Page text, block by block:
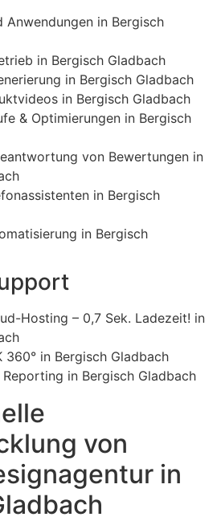
Anwendungen in Bergisch
in Bergisch Gladbach
in Bergisch Gladbach
in Bergisch Gladbach
& Optimierungen in Bergisch
von Bewertungen in
in Bergisch
in Bergisch
Hosting – 0,7 Sek. Ladezeit! in
360° in Bergisch Gladbach
Reporting in Bergisch Gladbach
von
in